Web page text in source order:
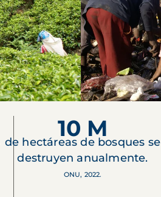
10 M
de hectáreas de bosques se
destruyen anualmente.
ONU, 2022.